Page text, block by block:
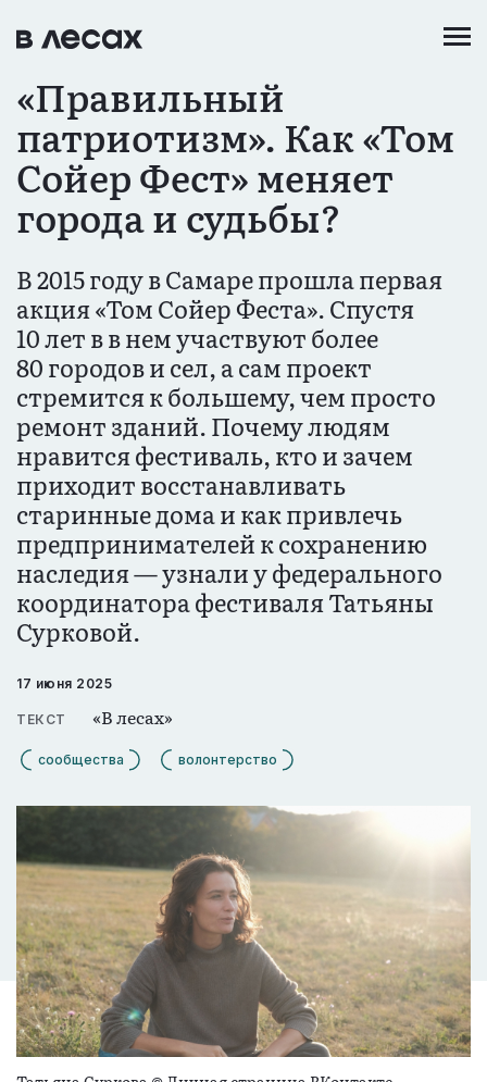
содержанию
«Правильный
патриотизм». Как «Том
Сойер Фест» меняет
города и судьбы?
В 2015 году в Самаре прошла первая
акция «Том Сойер Феста». Спустя
10 лет в в нем участвуют более
80 городов и сел, а сам проект
стремится к большему, чем просто
ремонт зданий. Почему людям
нравится фестиваль, кто и зачем
приходит восстанавливать
старинные дома и как привлечь
предпринимателей к сохранению
наследия — узнали у федерального
координатора фестиваля Татьяны
Сурковой.
17 июня 2025
ТЕКСТ «В лесах»
сообщества волонтерство